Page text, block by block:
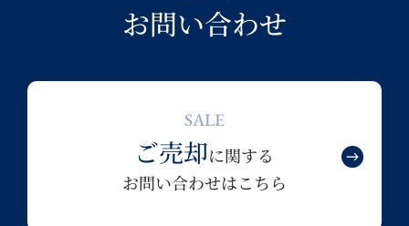
お問い合わせ
SALE
ご売却に関する
お問い合わせはこちら